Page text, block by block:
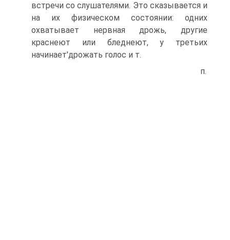
встречи со слушателями. Это сказывается и
на их физическом состоянии: одних
охватывает нервная дрожь, другие
краснеют или бледнеют, у третьих
начинает'дрожать голос и т.
п.